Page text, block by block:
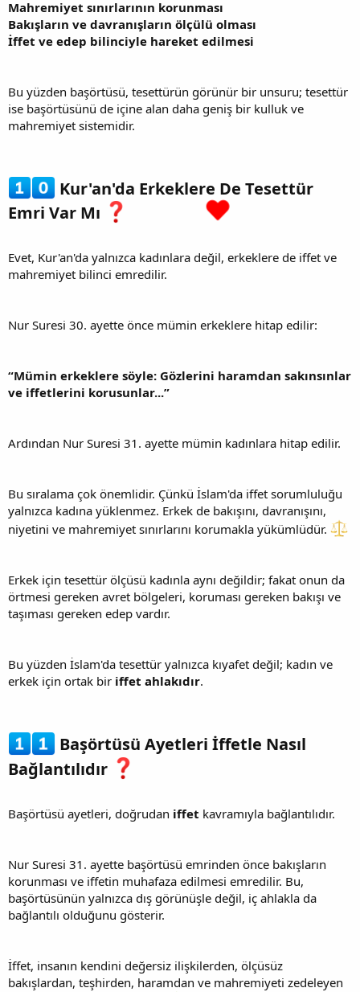
Mahremiyet sınırlarının korunması
Bakışların ve davranışların ölçülü olması
İffet ve edep bilinciyle hareket edilmesi
Bu yüzden başörtüsü, tesettürün görünür bir unsuru; tesettür
ise başörtüsünü de içine alan daha geniş bir kulluk ve
mahremiyet sistemidir.
Kur'an'da Erkeklere De Tesettür
Emri Var Mı
Evet, Kur'an'da yalnızca kadınlara değil, erkeklere de iffet ve
mahremiyet bilinci emredilir.
Nur Suresi 30. ayette önce mümin erkeklere hitap edilir:
“Mümin erkeklere söyle: Gözlerini haramdan sakınsınlar
ve iffetlerini korusunlar...”
Ardından Nur Suresi 31. ayette mümin kadınlara hitap edilir.
Bu sıralama çok önemlidir. Çünkü İslam'da iffet sorumluluğu
yalnızca kadına yüklenmez. Erkek de bakışını, davranışını,
niyetini ve mahremiyet sınırlarını korumakla yükümlüdür.
Erkek için tesettür ölçüsü kadınla aynı değildir; fakat onun da
örtmesi gereken avret bölgeleri, koruması gereken bakışı ve
taşıması gereken edep vardır.
Bu yüzden İslam'da tesettür yalnızca kıyafet değil; kadın ve
erkek için ortak bir iffet ahlakıdır.
Başörtüsü Ayetleri İffetle Nasıl
Bağlantılıdır
Başörtüsü ayetleri, doğrudan iffet kavramıyla bağlantılıdır.
Nur Suresi 31. ayette başörtüsü emrinden önce bakışların
korunması ve iffetin muhafaza edilmesi emredilir. Bu,
başörtüsünün yalnızca dış görünüşle değil, iç ahlakla da
bağlantılı olduğunu gösterir.
İffet, insanın kendini değersiz ilişkilerden, ölçüsüz
bakışlardan, teşhirden, haramdan ve mahremiyeti zedeleyen